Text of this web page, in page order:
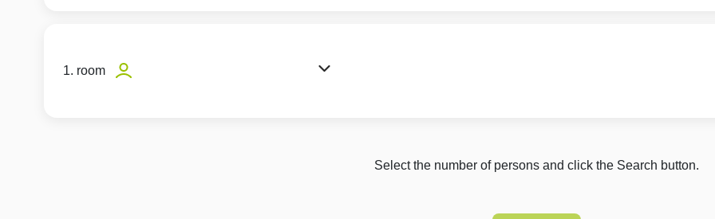
1. room
Select the number of persons and click the Search button.